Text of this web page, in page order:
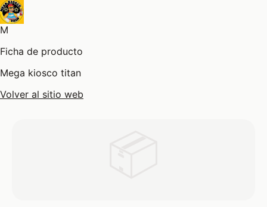
M
Ficha de producto
Mega kiosco titan
Volver al sitio web